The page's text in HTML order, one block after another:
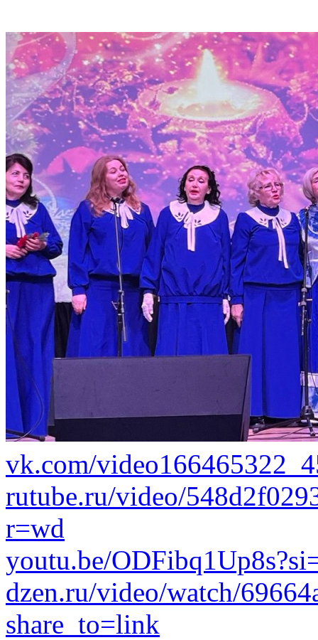
vk.com/
rutube.ru/video/
r=wd
youtu.be/
dzen.ru/video/watch/
share_to=link